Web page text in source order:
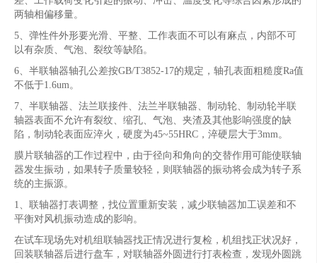
两轴相偏移量。
5、弹性件外形要光滑、平整、工作表面不可以有麻点，内部不可
以有杂质、气泡、裂纹等缺陷。
6、半联轴器轴孔公差按GB/T3852-17的规定，轴孔表面粗糙度Ra值
不低于1.6um。
7、半联轴器、法兰联接件、法兰半联轴器、制动轮、制动轮半联
轴器表面不允许有裂纹、缩孔、气泡、夹渣及其他影响强度的缺
陷，制动轮表面应淬火，硬度为45~55HRC，淬硬层大于3mm。
膜片联轴器的工作过程中，由于径向和角向的交替作用可能使联轴
器发生振动，如果转子质量较轻，则联轴器的振动将会成为转子系
统的主振源。
1、联轴器打表调整，找位置重新安装，减少联轴器加工误差和不
平衡对风机振动造成的影响。
在试车现场先对机组联轴器找正情况进行复检，机组找正状况好，
回装联轴器后进行盘车，对联轴器外圆进行打表检查，发现外圆跳